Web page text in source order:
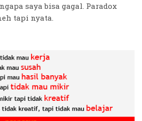
saya bisa gagal. Paradox
tapi nyata.